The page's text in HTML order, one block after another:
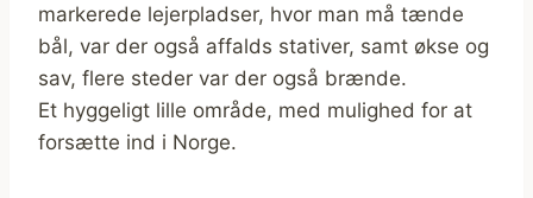
markerede lejerpladser, hvor man må tænde
bål, var der også affalds stativer, samt økse og
sav, flere steder var der også brænde.
Et hyggeligt lille område, med mulighed for at
forsætte ind i Norge.